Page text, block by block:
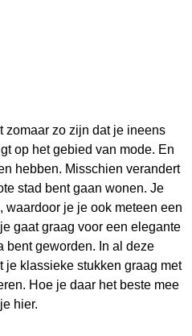
zomaar zo zijn dat je ineens
op het gebied van mode. En
hebben. Misschien verandert
stad bent gaan wonen. Je
waardoor je je ook meteen een
gaat graag voor een elegante
bent geworden. In al deze
je klassieke stukken graag met
Hoe je daar het beste mee
hier.